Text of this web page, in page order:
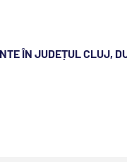
ÎN JUDEȚUL CLUJ,